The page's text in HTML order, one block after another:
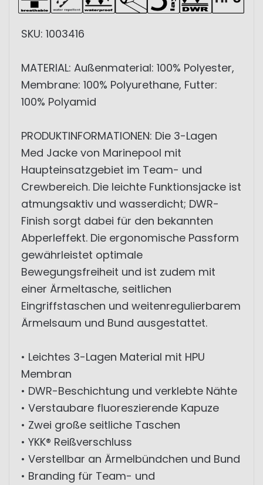
SKU: 1003416
MATERIAL: Außenmaterial: 100% Polyester,
Membrane: 100% Polyurethane, Futter:
100% Polyamid
PRODUKTINFORMATIONEN: Die 3-Lagen
Med Jacke von Marinepool mit
Haupteinsatzgebiet im Team- und
Crewbereich. Die leichte Funktionsjacke ist
atmungsaktiv und wasserdicht; DWR-
Finish sorgt dabei für den bekannten
Abperleffekt. Die ergonomische Passform
gewährleistet optimale
Bewegungsfreiheit und ist zudem mit
einer Ärmeltasche, seitlichen
Eingriffstaschen und weitenregulierbarem
Ärmelsaum und Bund ausgestattet.
• Leichtes 3-Lagen Material mit HPU
Membran
• DWR-Beschichtung und verklebte Nähte
• Verstaubare fluoreszierende Kapuze
• Zwei große seitliche Taschen
• YKK® Reißverschluss
• Verstellbar an Ärmelbündchen und Bund
• Branding für Team- und